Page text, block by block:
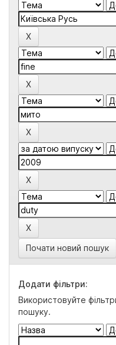
Почати новий пошук
Додати фільтри:
Використовуйте
пошуку.